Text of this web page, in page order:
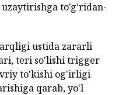
to'g'ridan-
ustida zararli
teri so'lishi trigger
to'kishi og'irligi
qarab, yo'l